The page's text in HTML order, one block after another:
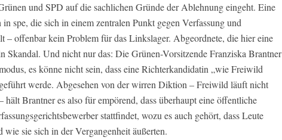
und SPD auf die sachlichen Gründe der Ablehnung eingeht. Eine
spe, die sich in einem zentralen Punkt gegen Verfassung und
– offenbar kein Problem für das Linkslager. Abgeordnete, die hier eine
Skandal. Und nicht nur das: Die Grünen-Vorsitzende Franziska Brantner
es könne nicht sein, dass eine Richterkandidatin „wie Freiwild
werde. Abgesehen von der wirren Diktion – Freiwild läuft nicht
hält Brantner es also für empörend, dass überhaupt eine öffentliche
stattfindet, wozu es auch gehört, dass Leute
wie sie sich in der Vergangenheit äußerten.